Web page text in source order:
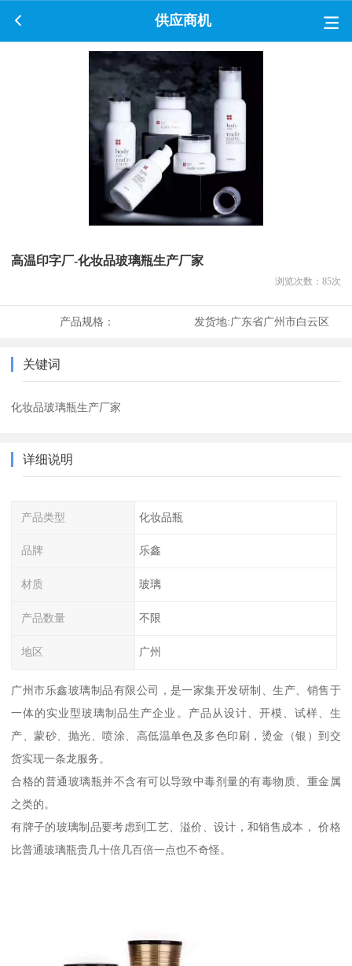
供应商机
高温印字厂-化妆品玻璃瓶生产厂家
浏览次数： 85次
产品规格： 发货地:广东省广州市白云区
关键词
化妆品玻璃瓶生产厂家
详细说明
产品类型 化妆品瓶
品牌 乐鑫
材质 玻璃
产品数量 不限
地区 广州
广州市乐鑫玻璃制品有限公司，是一家集开发研制、生产、销售于
一体的实业型玻璃制品生产企业。产品从设计、开模、试样、生
产、蒙砂、抛光、喷涂、高低温单色及多色印刷，烫金（银）到交
货实现一条龙服务。
合格的普通玻璃瓶并不含有可以导致中毒剂量的有毒物质、重金属
之类的。
有牌子的玻璃制品要考虑到工艺、溢价、设计，和销售成本， 价格
比普通玻璃瓶贵几十倍几百倍一点也不奇怪。